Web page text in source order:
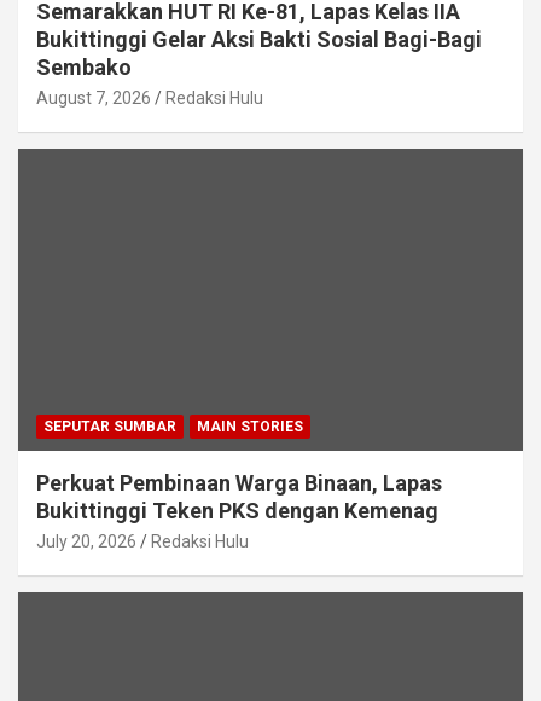
Semarakkan HUT RI Ke-81, Lapas Kelas IIA
Bukittinggi Gelar Aksi Bakti Sosial Bagi-Bagi
Sembako
August 7, 2026 Redaksi Hulu
SEPUTAR SUMBAR MAIN STORIES
Perkuat Pembinaan Warga Binaan, Lapas
Bukittinggi Teken PKS dengan Kemenag
July 20, 2026 Redaksi Hulu